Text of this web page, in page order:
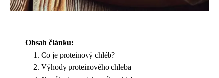
Obsah článku:
Co je proteinový chléb?
Výhody proteinového chleba